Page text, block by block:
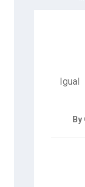
Igual